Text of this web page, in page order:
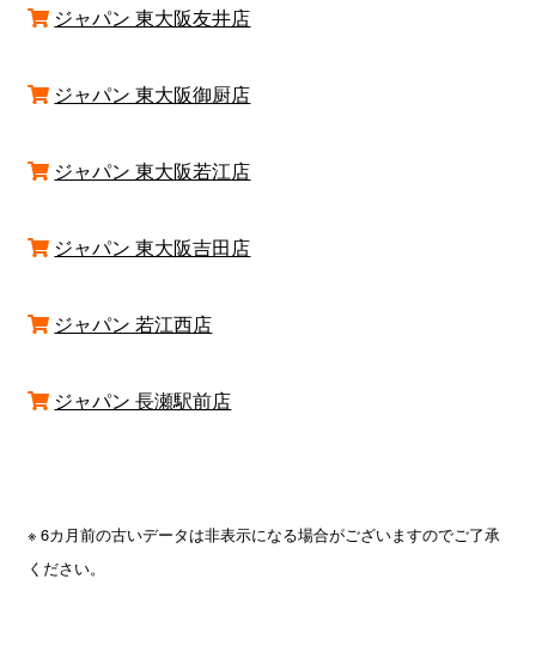
ジャパン 東大阪友井店
ジャパン 東大阪御厨店
ジャパン 東大阪若江店
ジャパン 東大阪吉田店
ジャパン 若江西店
ジャパン 長瀬駅前店
※ 6カ月前の古いデータは非表示になる場合がございますのでご了承
ください。